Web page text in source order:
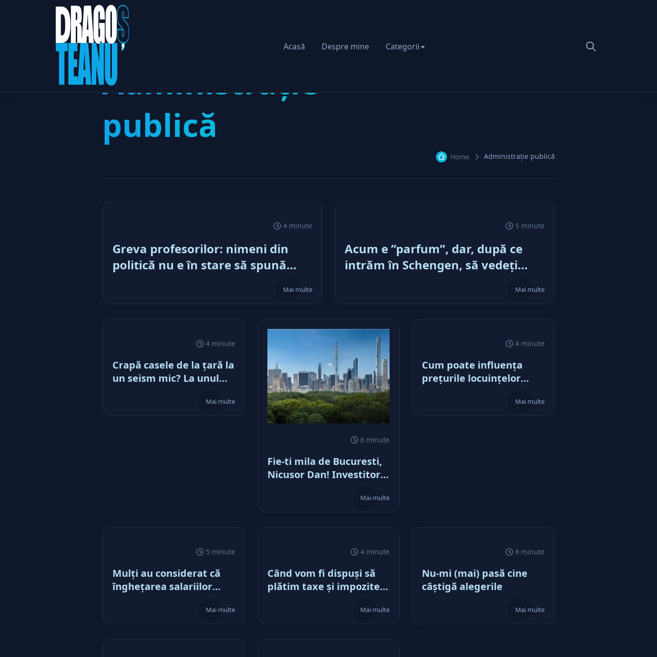
Acasă Despre mine Categorii
Administrație
publică
Home Administrație publică
4 minute
Greva profesorilor: nimeni din
politică nu e în stare să spună
rost de bani mai mulţi”!
Mai multe
5 minute
Acum e ”parfum”, dar, după ce
intrăm în Schengen, să vedeţi
Mai multe
4 minute
Crapă casele de la ţară la
un seism mic? La unul
Mai multe
6 minute
Fie-ti mila de Bucuresti,
Nicusor Dan! Investitorii
Mai multe
4 minute
Cum poate influenţa
preţurile locuinţelor
ascunde în spatele celui
Mai multe
5 minute
Mulţi au considerat că
îngheţarea salariilor
bună. După părerea
mea, nu este deloc bună,
domnule Cîţu. Bună era
Mai multe
4 minute
Când vom fi dispuşi să
plătim taxe şi impozite
ca afară”. Până atunci,
ne minţim frumos
Mai multe
6 minute
Nu-mi (mai) pasă cine
câştigă alegerile
Mai multe